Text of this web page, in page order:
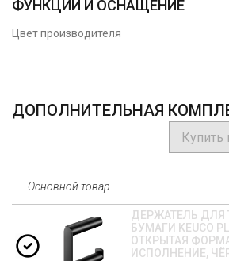
ФУНКЦИИ И ОСНАЩЕНИЕ
Цвет производителя
ДОПОЛНИТЕЛЬНАЯ
Купить
Основной товар
ДЕРЖАТЕЛЬ ДЛЯ
БУМАГИ KEUCO
ОТКРЫТАЯ
ИСПОЛНЕНИЕ,